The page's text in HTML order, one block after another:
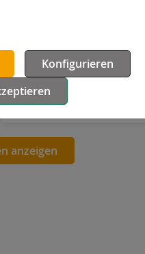
4,96 €
anzeigen
Konfigurieren